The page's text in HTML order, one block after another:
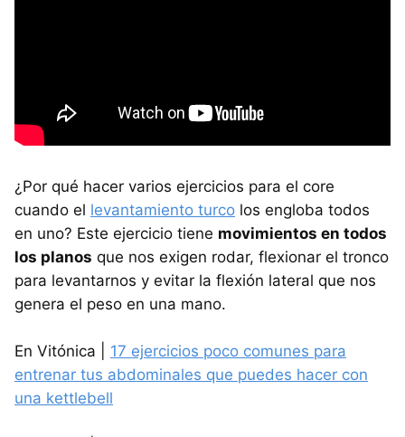
¿Por qué hacer varios ejercicios para el core
cuando el levantamiento turco los engloba todos
en uno? Este ejercicio tiene movimientos en todos
los planos que nos exigen rodar, flexionar el tronco
para levantarnos y evitar la flexión lateral que nos
genera el peso en una mano.
En Vitónica | 17 ejercicios poco comunes para
entrenar tus abdominales que puedes hacer con
una kettlebell